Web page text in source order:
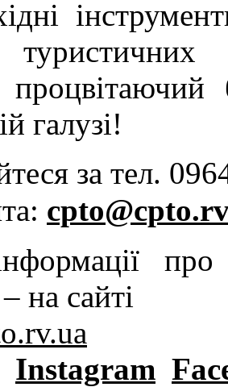
галузі!
за тел.
на сайті
Instagram